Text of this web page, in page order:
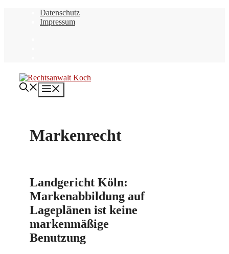
Datenschutz
Impressum
Markenrecht
Landgericht Köln:
Markenabbildung auf
Lageplänen ist keine
markenmäßige
Benutzung